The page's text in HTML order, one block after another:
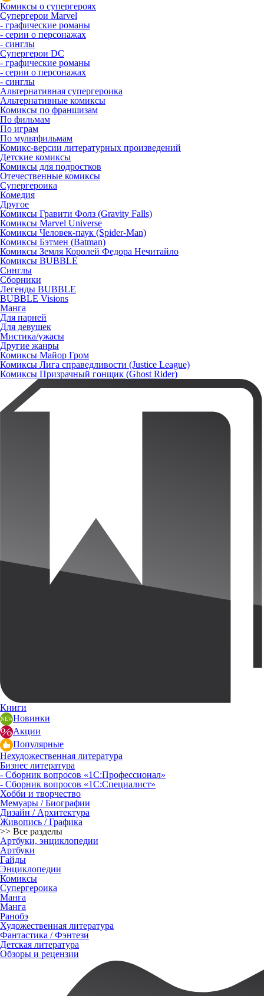
Комиксы о супергероях
Супергерои Marvel
- графические романы
- серии о персонажах
- синглы
Супергерои DC
- графические романы
- серии о персонажах
- синглы
Альтернативная супергероика
Альтернативные комиксы
Комиксы по франшизам
По фильмам
По играм
По мультфильмам
Комикс-версии литературных произведений
Детские комиксы
Комиксы для подростков
Отечественные комиксы
Супергероика
Комедия
Другое
Комиксы Гравити Фолз (Gravity Falls)
Комиксы Marvel Universe
Комиксы Человек-паук (Spider-Man)
Комиксы Бэтмен (Batman)
Комиксы Земля Королей Федора Нечитайло
Комиксы BUBBLE
Синглы
Сборники
Легенды BUBBLE
BUBBLE Visions
Манга
Для парней
Для девушек
Мистика/ужасы
Другие жанры
Комиксы Майор Гром
Комиксы Лига справедливости (Justice League)
Комиксы Призрачный гонщик (Ghost Rider)
Книги
Новинки
Акции
Популярные
Нехудожественная литература
Бизнес литература
- Сборник вопросов «1С:Профессионал»
- Сборник вопросов «1С:Специалист»
Хобби и творчество
Мемуары / Биографии
Дизайн / Архитектура
Живопись / Графика
>> Все разделы
Артбуки, энциклопедии
Артбуки
Гайды
Энциклопедии
Комиксы
Супергероика
Манга
Манга
Ранобэ
Художественная литература
Фантастика / Фэнтези
Детская литература
Обзоры и рецензии